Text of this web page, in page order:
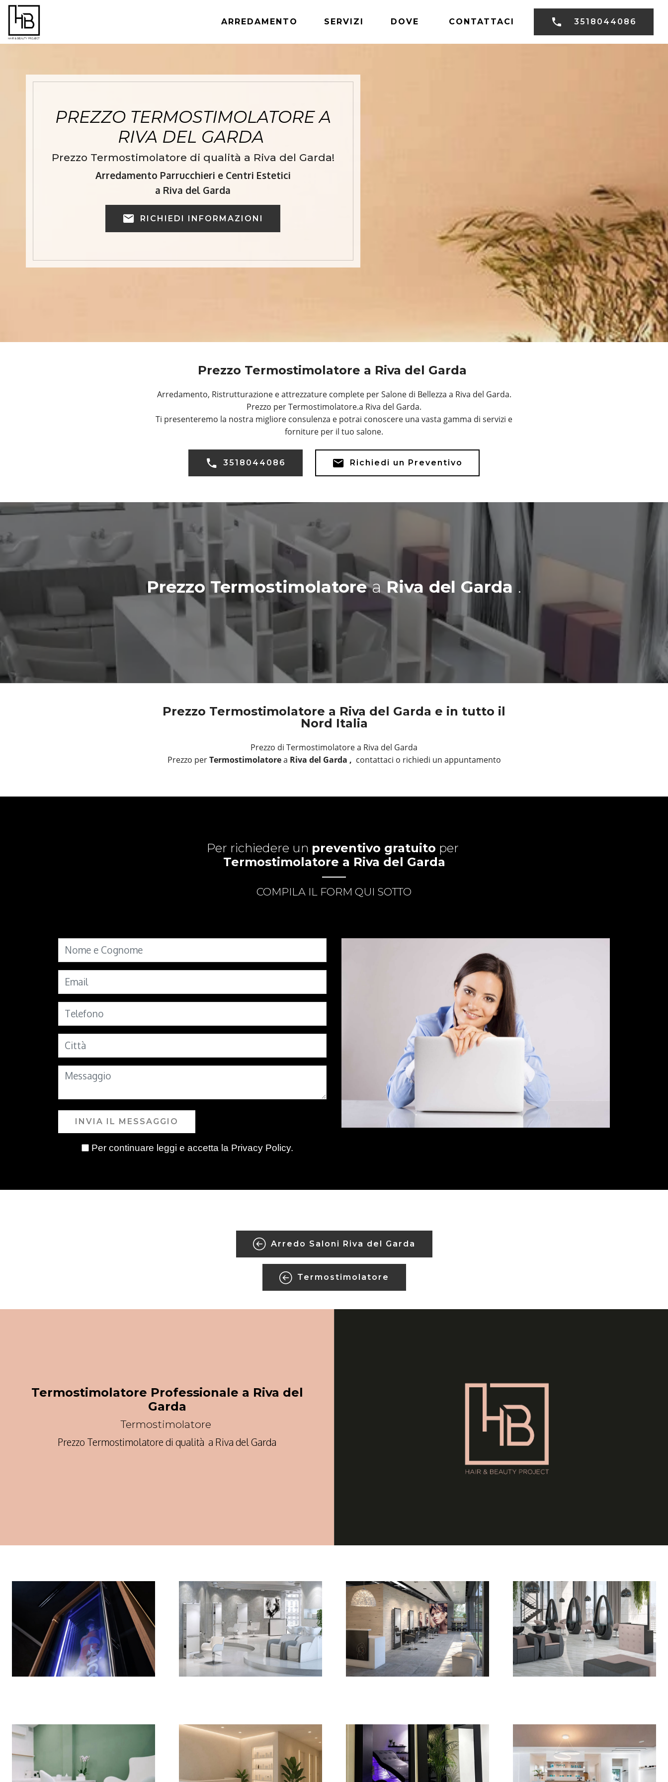
ARREDAMENTO SERVIZI DOVE CONTATTACI 3518044086
PREZZO TERMOSTIMOLATORE A
RIVA DEL GARDA
Prezzo Termostimolatore di qualità a Riva del Garda!
Arredamento Parrucchieri e Centri Estetici
a Riva del Garda
RICHIEDI INFORMAZIONI
Prezzo Termostimolatore a Riva del Garda
Arredamento, Ristrutturazione e attrezzature complete per Salone di Bellezza a Riva del Garda.
Prezzo per Termostimolatore.a Riva del Garda.
Ti presenteremo la nostra migliore consulenza e potrai conoscere una vasta gamma di servizi e
forniture per il tuo salone.
3518044086 Richiedi un Preventivo
Prezzo Termostimolatorea Riva del Garda .
Prezzo Termostimolatore a Riva del Garda e in tutto il
Nord Italia
Prezzo di Termostimolatore a Riva del Garda
Prezzo perTermostimolatorea Riva del Garda , contattaci o richiedi un appuntamento
Per richiedere un preventivo gratuito per
Termostimolatore a Riva del Garda
COMPILA IL FORM QUI SOTTO
INVIA IL MESSAGGIO
Per continuare leggi e accetta la Privacy Policy.
Arredo Saloni Riva del Garda
Termostimolatore
Termostimolatore Professionale a Riva del
Garda
Termostimolatore
Prezzo Termostimolatore di qualità a Riva del Garda